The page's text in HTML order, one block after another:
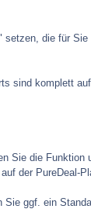
die für
sind komplett
Sie die Funktion
der PureDeal-
ggf. ein